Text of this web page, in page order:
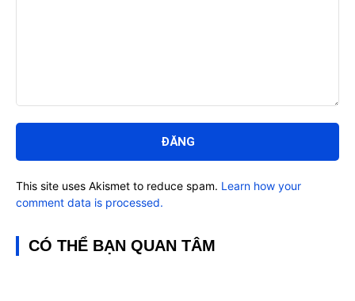
luận:
This site uses Akismet to reduce spam. Learn how your
comment data is processed.
CÓ THỂ BẠN QUAN TÂM